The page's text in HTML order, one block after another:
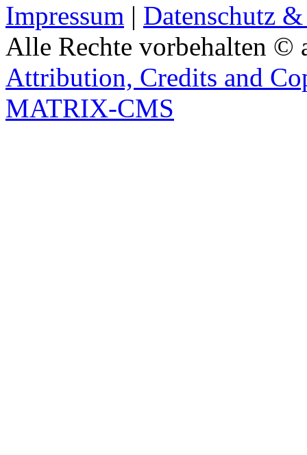
Impressum | Datenschutz
Alle Rechte vorbehalten ©
Attribution, Credits and
MATRIX-CMS